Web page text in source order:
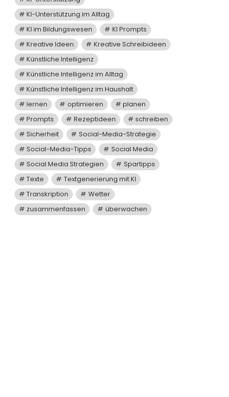
KI-Unterstützung im Alltag
KI im Bildungswesen
KI Prompts
Kreative Ideen
Kreative Schreibideen
Künstliche Intelligenz
Künstliche Intelligenz im Alltag
Künstliche Intelligenz im Haushalt
lernen
optimieren
planen
Prompts
Rezeptideen
schreiben
Sicherheit
Social-Media-Strategie
Social-Media-Tipps
Social Media
Social Media Strategien
Spartipps
Texte
Textgenerierung mit KI
Transkription
Wetter
zusammenfassen
überwachen